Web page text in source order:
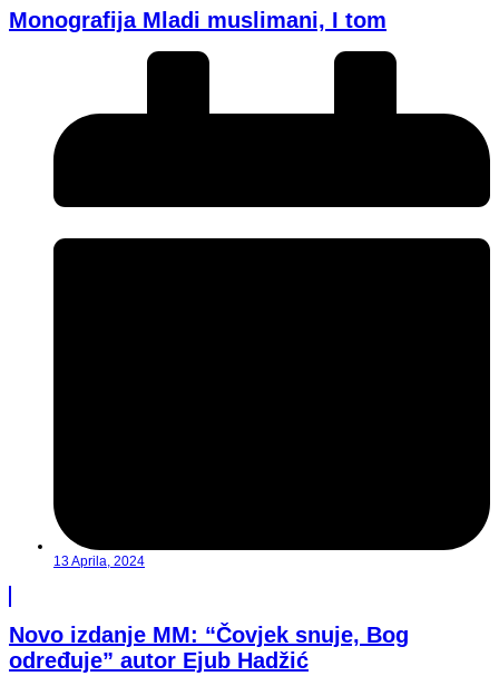
Monografija Mladi muslimani, I tom
13 Aprila, 2024
Novo izdanje MM: “Čovjek snuje, Bog
određuje” autor Ejub Hadžić